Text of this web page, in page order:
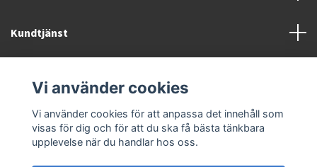
Kundtjänst
Sociala medier
Vi använder cookies
Vi använder cookies för att anpassa det innehåll som
visas för dig och för att du ska få bästa tänkbara
upplevelse när du handlar hos oss.